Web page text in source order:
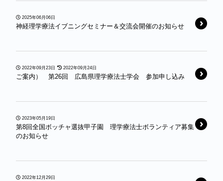
2025年06月06日
神経理学療法イブニングセミナー＆交流会開催のお知らせ
2022年09月23日 2022年09月24日
ご案内） 第26回 広島県理学療法士学会 参加申し込み
2023年05月19日
第8回全国ボッチャ選抜甲子園 理学療法士ボランティア募集
のお知らせ
2022年12月29日